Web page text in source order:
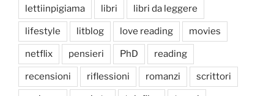
lettiinpigiama libri libri da leggere
lifestyle litblog love reading movies
netflix pensieri PhD reading
recensioni riflessioni romanzi scrittori